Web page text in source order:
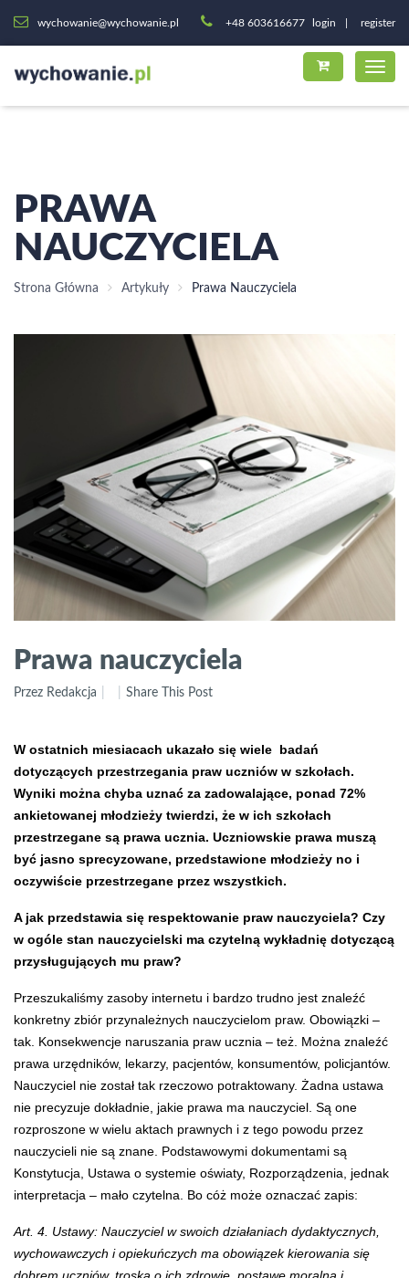
wychowanie@wychowanie.pl +48 603616677 login register
PRAWA
NAUCZYCIELA
Strona Główna Artykuły Prawa Nauczyciela
Prawa nauczyciela
Przez Redakcja Share This Post
W ostatnich miesiacach ukazało się wiele badań
dotyczących przestrzegania praw uczniów w szkołach.
Wyniki można chyba uznać za zadowalające, ponad 72%
ankietowanej młodzieży twierdzi, że w ich szkołach
przestrzegane są prawa ucznia. Uczniowskie prawa muszą
być jasno sprecyzowane, przedstawione młodzieży no i
oczywiście przestrzegane przez wszystkich.
A jak przedstawia się respektowanie praw nauczyciela? Czy
w ogóle stan nauczycielski ma czytelną wykładnię dotyczącą
przysługujących mu praw?
Przeszukaliśmy zasoby internetu i bardzo trudno jest znaleźć
konkretny zbiór przynależnych nauczycielom praw. Obowiązki –
tak. Konsekwencje naruszania praw ucznia – też. Można znaleźć
prawa urzędników, lekarzy, pacjentów, konsumentów, policjantów.
Nauczyciel nie został tak rzeczowo potraktowany. Żadna ustawa
nie precyzuje dokładnie, jakie prawa ma nauczyciel. Są one
rozproszone w wielu aktach prawnych i z tego powodu przez
nauczycieli nie są znane. Podstawowymi dokumentami są
Konstytucja, Ustawa o systemie oświaty, Rozporządzenia, jednak
interpretacja – mało czytelna. Bo cóż może oznaczać zapis:
Art. 4. Ustawy: Nauczyciel w swoich działaniach dydaktycznych,
wychowawczych i opiekuńczych ma obowiązek kierowania się
dobrem uczniów, troską o ich zdrowie, postawę moralną i